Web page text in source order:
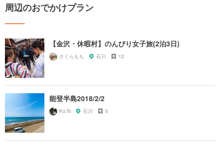
周辺のおでかけプラン
【金沢・休暇村】のんびり女子旅(2泊3日)
さくらもち 石川 12
能登半島2018/2/2
Ko.N 石川 0